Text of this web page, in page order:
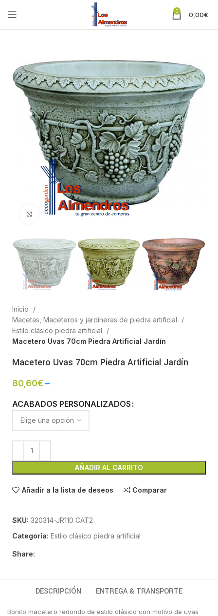
0 0,00€
Clic para ampliar
Inicio
Macetas, Maceteros y jardineras de piedra artificial
Estilo clásico piedra artificial
Macetero Uvas 70cm Piedra Artificial Jardín
Macetero Uvas 70cm Piedra Artificial Jardín
80,60€ –
ACABADOS PERSONALIZADOS
AÑADIR AL CARRITO
Añadir a la lista de deseos Comparar
SKU: 320314-JR110 CAT2
Categoría: Estilo clásico piedra artificial
Share:
DESCRIPCIÓN ENTREGA & TRANSPORTE
Bonito macetero redondo de estilo clásico con motivo de uvas